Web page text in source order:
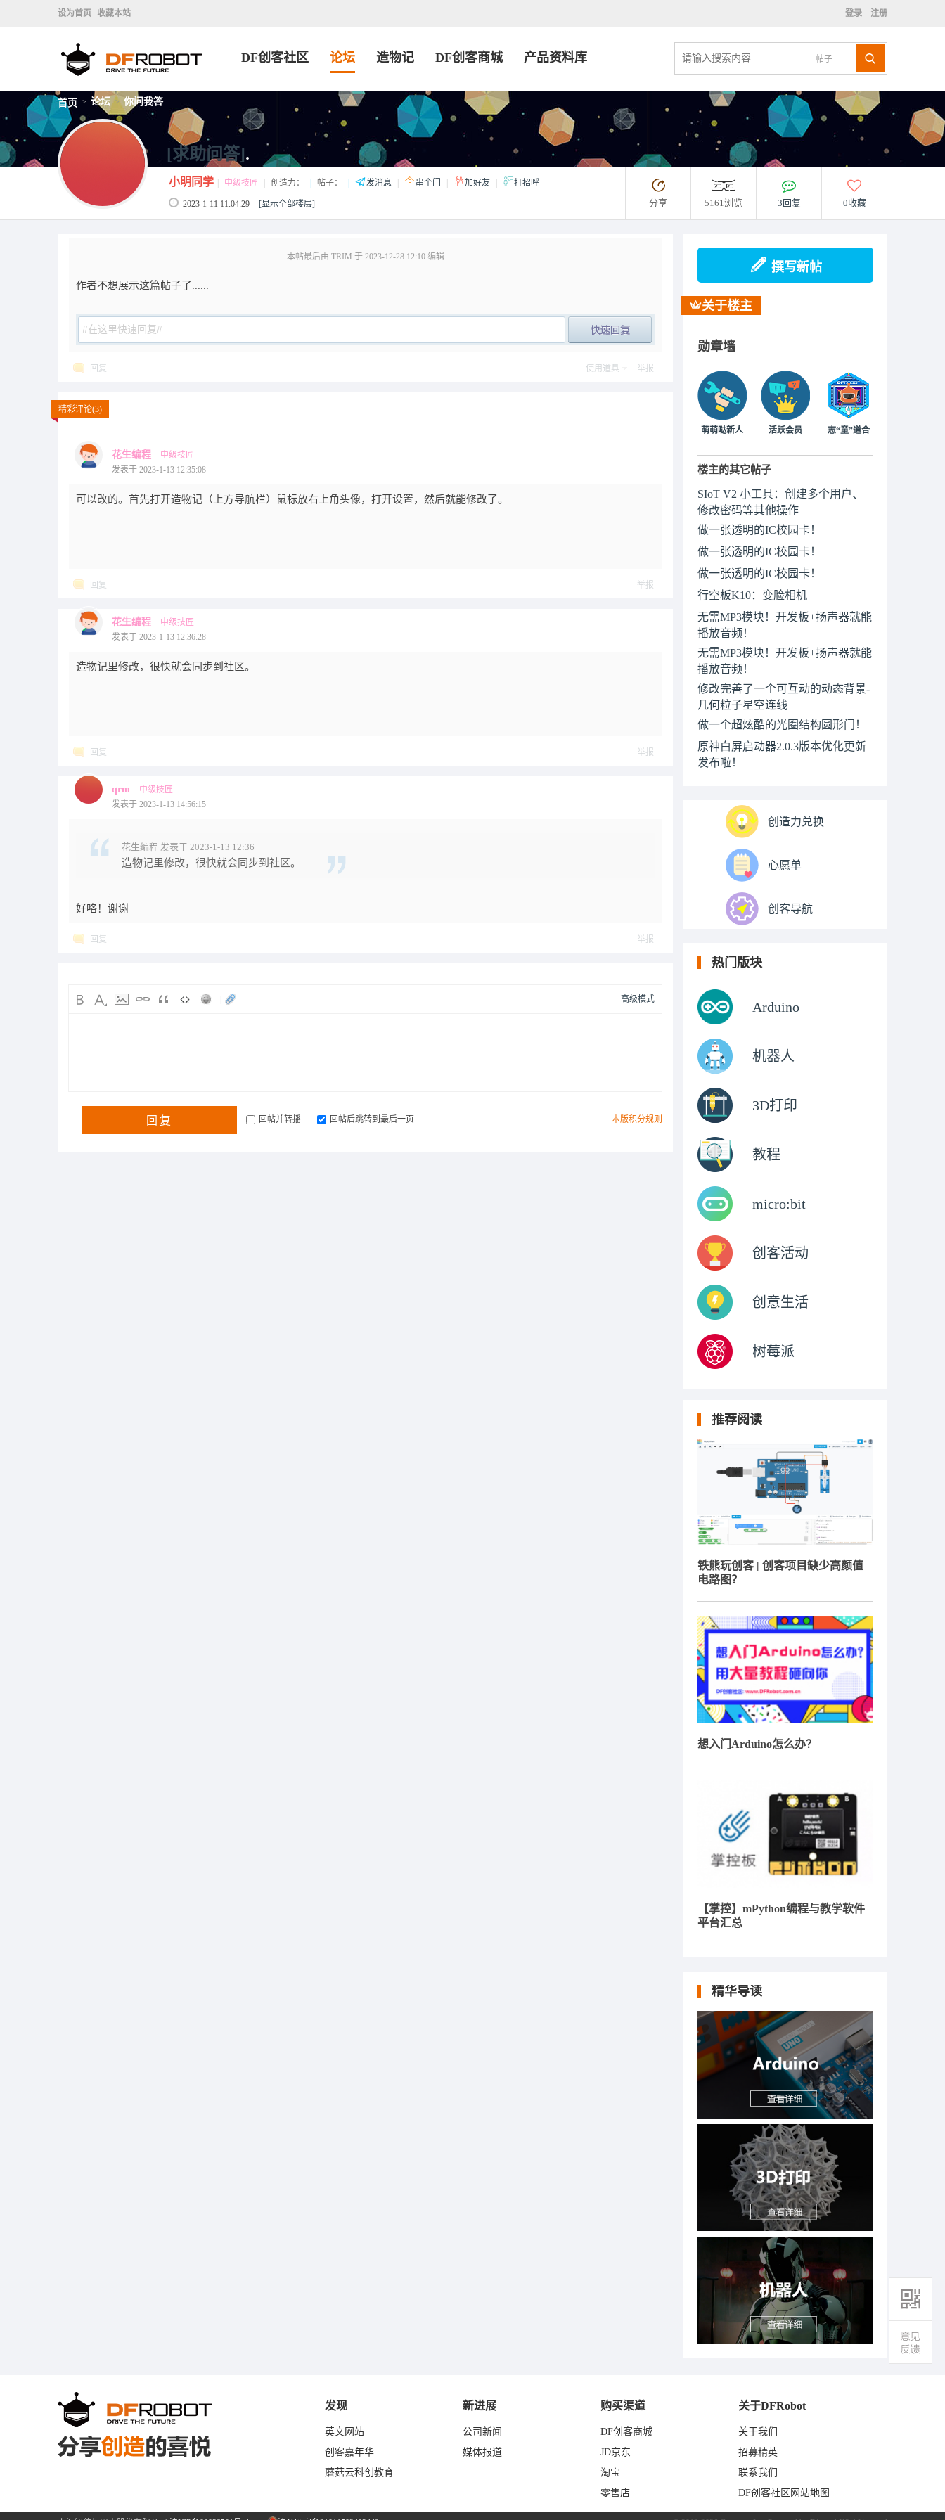
设为首页 收藏本站 登录 注册
帖子
DF创客社区 论坛 造物记 DF创客商城 产品资料库
首页 > 论坛 > 你问我答
[求助问答].
小明同学 中级技匠 创造力： 帖子： 发消息 串个门 加好友 打招呼
2023-1-11 11:04:29 [显示全部楼层] 分享 5161浏览 3回复 0收藏
本帖最后由 TRIM 于 2023-12-28 12:10 编辑
作者不想展示这篇帖子了......
回复 使用道具 举报
精彩评论(3)
花生编程
中级技匠
发表于 2023-1-13 12:35:08
可以改的。首先打开造物记（上方导航栏）鼠标放右上角头像，打开设置，然后就能修改了。
回复 举报
花生编程
中级技匠
发表于 2023-1-13 12:36:28
造物记里修改，很快就会同步到社区。
回复 举报
qrm
中级技匠
发表于 2023-1-13 14:56:15
花生编程 发表于 2023-1-13 12:36
造物记里修改，很快就会同步到社区。
好咯！谢谢
回复 举报
高级模式
本版积分规则
回复 回帖并转播 回帖后跳转到最后一页
撰写新帖
关于楼主
勋章墙
萌萌哒新人 活跃会员 志“童”道合
楼主的其它帖子
SIoT V2 小工具：创建多个用户、
修改密码等其他操作
做一张透明的IC校园卡！
做一张透明的IC校园卡！
做一张透明的IC校园卡！
行空板K10：变脸相机
无需MP3模块！开发板+扬声器就能
播放音频！
无需MP3模块！开发板+扬声器就能
播放音频！
修改完善了一个可互动的动态背景-
几何粒子星空连线
做一个超炫酷的光圈结构圆形门！
原神白屏启动器2.0.3版本优化更新
发布啦！
创造力兑换
心愿单
创客导航
热门版块
Arduino
机器人
3D打印
教程
micro:bit
创客活动
创意生活
树莓派
推荐阅读
铁熊玩创客 | 创客项目缺少高颜值
电路图？
想入门Arduino怎么办？
【掌控】mPython编程与教学软件
平台汇总
精华导读
发现
英文网站
创客嘉年华
蘑菇云科创教育
新进展
公司新闻
媒体报道
购买渠道
DF创客商城
JD京东
淘宝
零售店
关于DFRobot
关于我们
招募精英
联系我们
DF创客社区网站地图